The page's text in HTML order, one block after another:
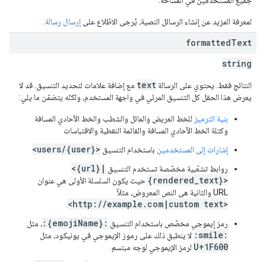
لمعرفة المزيد عن إنشاء الرسائل النصية، يُرجى الاطّلاع على إرسال رسالة
formattedText
string
النتائج فقط. يحتوي على الرسالة text مع إضافة علامات لتحديد التنسيق. قد لا
يعرض هذا الحقل كل التنسيق المرئي في واجهة المستخدم، ولكنّه يتضمّن ما يلي:
بنية الترميز للخط العريض والمائل والشطب والخط الأحادي المسافة
وكتلة الخط الأحادي المسافة والقائمة النقطية والاقتباسات
إشارات إلى المستخدمين باستخدام التنسيق <users/{user}>
روابط تشعّبية مخصّصة تستخدم التنسيق
<{url}|
{rendered_text}> حيث يكون السلسلة الأولى هي عنوان
URL والثانية هي النص المعروض، مثلاً
<http://example.com|custom text>
رمز إيموجي مخصّص باستخدام التنسيق
:{emojiName}:، مثل
:smile: لا ينطبق ذلك على رموز الإيموجي في يونيكود، مثل
U+1F600 لرمز الإيموجي لوجه مبتسم.